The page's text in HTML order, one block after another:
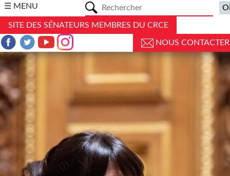
☰ MENU
SITE DES SÉNATEURS MEMBRES DU CRCE
NOUS CONTACTER